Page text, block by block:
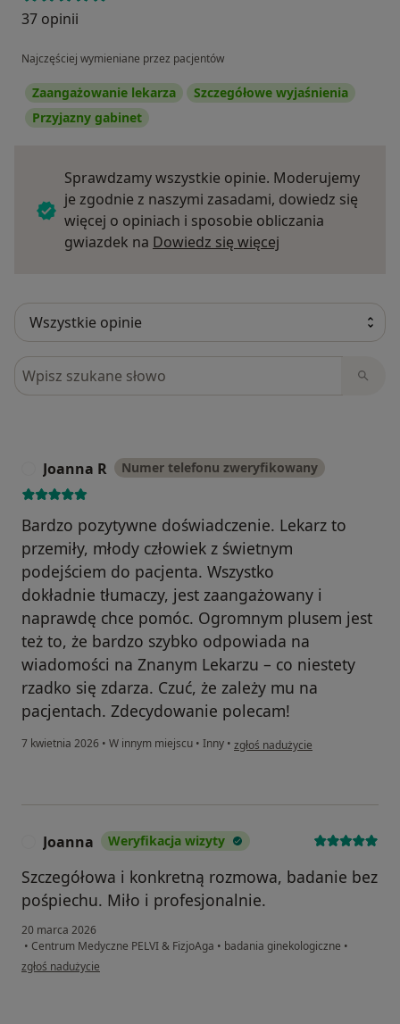
37 opinii
Najczęściej wymieniane przez pacjentów
Zaangażowanie lekarza
Szczegółowe wyjaśnienia
Przyjazny gabinet
Sprawdzamy wszystkie opinie. Moderujemy
je zgodnie z naszymi zasadami, dowiedz się
więcej o opiniach i sposobie obliczania
gwiazdek na Dowiedz się więcej
Szukaj w opiniach
Joanna R Numer telefonu zweryfikowany
Bardzo pozytywne doświadczenie. Lekarz to
przemiły, młody człowiek z świetnym
podejściem do pacjenta. Wszystko
dokładnie tłumaczy, jest zaangażowany i
naprawdę chce pomóc. Ogromnym plusem jest
też to, że bardzo szybko odpowiada na
wiadomości na Znanym Lekarzu – co niestety
rzadko się zdarza. Czuć, że zależy mu na
pacjentach. Zdecydowanie polecam!
7 kwietnia 2026 • W innym miejscu • Inny • w opinii użytkownika Joanna R
zgłoś nadużycie
Joanna Weryfikacja wizyty
Szczegółowa i konkretną rozmowa, badanie bez
pośpiechu. Miło i profesjonalnie.
20 marca 2026
• Centrum Medyczne PELVI & FizjoAga • badania ginekologiczne •
w opinii użytkownika Joanna
zgłoś nadużycie